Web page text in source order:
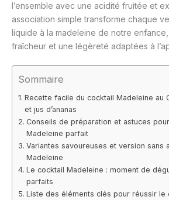
l’ensemble avec une acidité fruitée et
association simple transforme chaque
liquide à la madeleine de notre
fraîcheur et une légèreté adaptées à
Sommaire
Recette facile du cocktail Madeleine au
et jus d’ananas
Conseils de préparation et astuces
Madeleine parfait
Variantes savoureuses et version sans
Madeleine
Le cocktail Madeleine : moment de
parfaits
Liste des éléments clés pour réussir le